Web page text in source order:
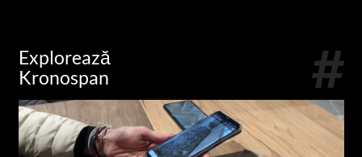
Explorează
Kronospan